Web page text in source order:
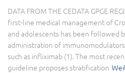
DATA FROM THE CEDATA GPGE
first-line medical management of
and adolescents has been followed
administration of
such as infliximab (1). The most
guideline proposes stratification